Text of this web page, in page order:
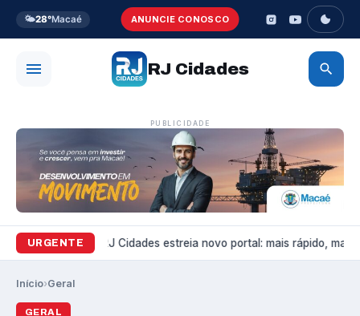
🌤️28°Macaé ANUNCIE CONOSCO
RJ Cidades
PUBLICIDADE
URGENTE
Variedades RJ Cidades estreia novo portal: mais rápido, mais
Início›Geral
GERAL